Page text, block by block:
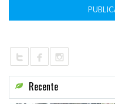
Recente